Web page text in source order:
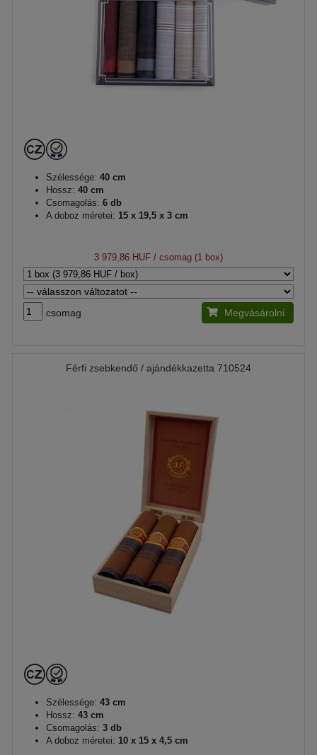
Szélessége: 40 cm
Hossz: 40 cm
Csomagolás: 6 db
A doboz méretei: 15 x 19,5 x 3 cm
3 979,86 HUF / csomag (1 box)
csomag Megvásárolni
Férfi zsebkendő / ajándékkazetta 710524
Szélessége: 43 cm
Hossz: 43 cm
Csomagolás: 3 db
A doboz méretei: 10 x 15 x 4,5 cm